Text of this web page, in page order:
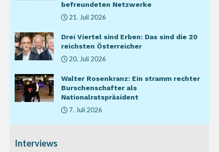
befreundeten Netzwerke
21. Juli 2026
Drei Viertel sind Erben: Das sind die 20
reichsten Österreicher
20. Juli 2026
Walter Rosenkranz: Ein stramm rechter
Burschenschafter als
Nationalratspräsident
7. Juli 2026
Interviews